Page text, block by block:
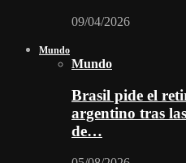
09/04/2026
Mundo
Mundo
Brasil pide el
argentino tras
de…